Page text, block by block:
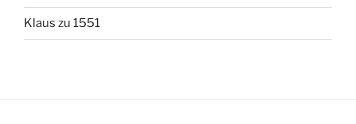
Klaus zu 1551